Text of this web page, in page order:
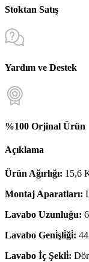
Stoktan Satış
Yardım ve Destek
%100 Orjinal Ürün
Açıklama
Ürün Ağırlığı: 15,6
Montaj Aparatları:
Lavabo Uzunluğu:
Lavabo Geni̇şli̇ği̇:
Lavabo İç Şekli̇: